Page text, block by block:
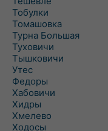
Тобулки
Томашовка
Турна Большая
Туховичи
Тышковичи
Утес
Федоры
Хабовичи
Хидры
Хмелево
Ходосы